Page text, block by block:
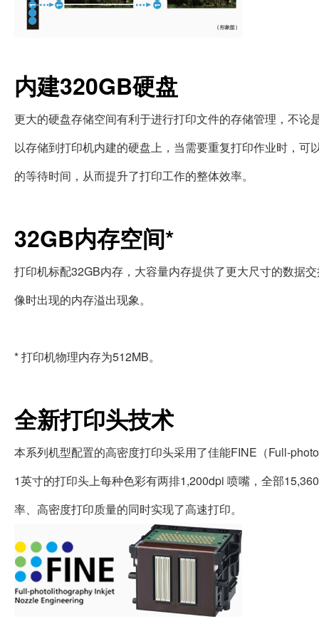
内建320GB硬盘
更大的硬盘存储空间有利于进行打印文件的存储管理，不
以存储到打印机内建的硬盘上，当需要重复打印作业时，
的等待时间，从而提升了打印工作的整体效率。
32GB内存空间*
打印机标配32GB内存，大容量内存提供了更大尺寸的数据
像时出现的内存溢出现象。
* 打印机物理内存为512MB。
全新打印头技术
本系列机型配置的高密度打印头采用了佳能FINE（Full-
1英寸的打印头上每种色彩有两排1,200dpi 喷嘴，全部
率、高密度打印质量的同时实现了高速打印。